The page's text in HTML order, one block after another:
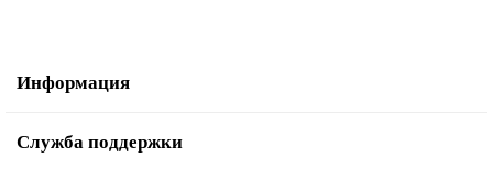
Информация
Служба поддержки